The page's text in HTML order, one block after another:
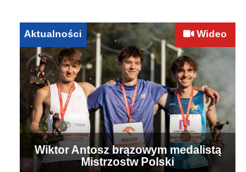
Aktualności Wideo
Wiktor Antosz brązowym medalistą
Mistrzostw Polski